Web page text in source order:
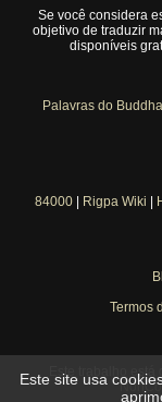
Se você considera
objetivo de traduzir
disponíveis
Palavras do Buddha
84000| Rigpa Wiki |
Termos
Este trabalho está
Este site usa